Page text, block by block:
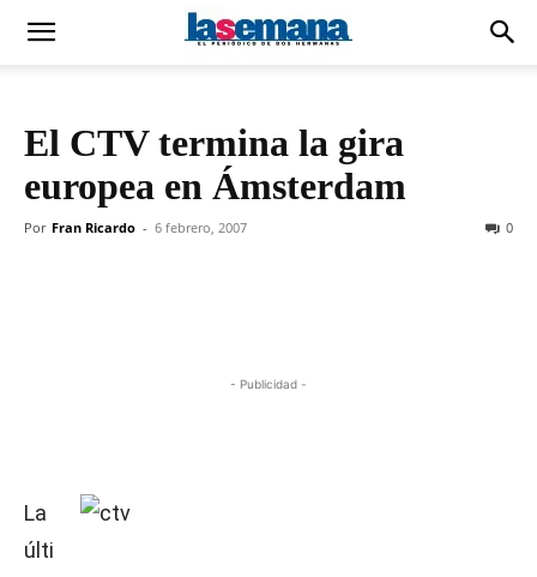
El CTV termina la gira
europea en Ámsterdam
Por Fran Ricardo - 6 febrero, 2007 0
- Publicidad -
La
últi